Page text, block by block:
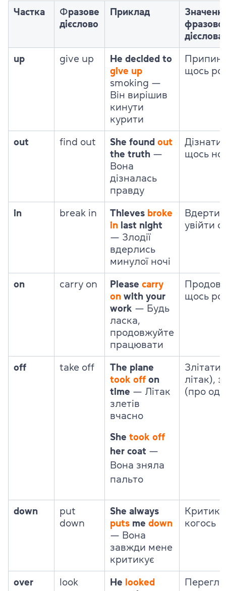
Частка Фразове
дієслово
Приклад
дієслова
up give up
He decided to
give up
smoking —
Він вирішив
кинути
курити
щось
out find out She found out
the truth —
Вона
дізналась
правду
щось
in break in Thieves broke
in last night
— Злодії
вдерлись
минулої ночі
увійти
on carry on Please carry
on with your
work — Будь
ласка,
продовжуйте
працювати
щось
off take off
The plane
took off on
time — Літак
злетів
вчасно
She took off
her coat —
Вона зняла
пальто
Злітати
літак),
(про
down
put
down
She always
puts me down
— Вона
завжди мене
критикує
когось
over
look
He looked